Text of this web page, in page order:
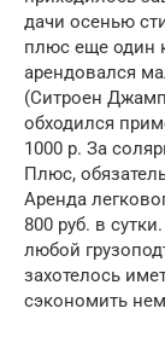
дачи осенью
плюс еще один
арендовался
(Ситроен
обходился
1000 р. За
Плюс,
Аренда
800 руб. в
любой
захотелось
сэкономить